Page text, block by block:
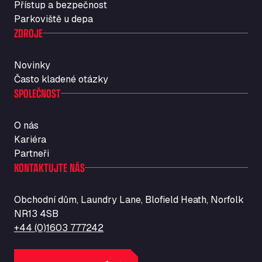
Str. Vigentina, 205 km 5+380, 27010
Autotransit Amann
Auf dem Dreisch 8, 34346
Vasilikos Intersection E90, 46 100
AW Jenkinson Runcorn Truck Parking
Ashville Way, WA7 3EZ
M6 J40, Penrith Industrial Estate, CA11 9EH
Backline Logistics Limited
Hill Barton Business park, EX5 1DR
Ballestas Flores
Ballinluig Services
Ballinluig, PH9 0LG
Bapaume Truck House A1
ZI de la Vallée du Bois EST, 62450
Přístup a bezpečnost
Parkoviště u depa
ZDROJE
Novinky
Často kladené otázky
SPOLEČNOST
O nás
Kariéra
Partneři
KONTAKTUJTE NÁS
Obchodní dům, Laundry Lane, Blofield Heath, Norfolk
NR13 4SB
+44 (0)1603 777242